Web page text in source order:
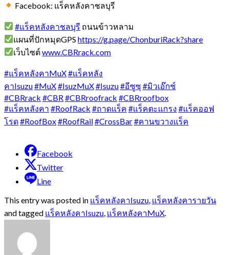
Facebook: แร็คหลังคาชลบุรี
#แร็คหลังคาชลบุรี ถนนข้าวหลาม
แผนที่ปักหมุดGPShttps://g.page/ChonburiRack?share
เว็บไซต์www.CBRrack.com
#แร็คหลังคาMuX#แร็คหลัง
คาIsuzu#MuX#IsuzMuX#Isuzu#อีซูซุ #มิวเอ๊กซ์
#CBRrack #CBR#CBRroofrack #CBRroofbox
#แร็คหลังคา #RoofRack #ถาดแร็ค #แร็คตะแกรง #แร็คออฟ
โรด#RoofBox#RoofRail#CrossBar#คานขวางแร็ค
Facebook
Twitter
Line
This entry was posted in แร็คหลังคาIsuzu, แร็คหลังคารายวัน
and tagged แร็คหลังคาIsuzu, แร็คหลังคาMuX.